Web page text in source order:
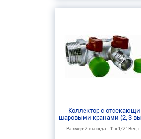
Коллектор с
шаровыми кранами (2, 3
Размер: 2 выхода - 1" х 1/2" Вес,